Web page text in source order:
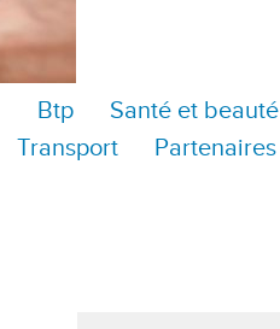
Btp Santé et beauté
Transport Partenaires